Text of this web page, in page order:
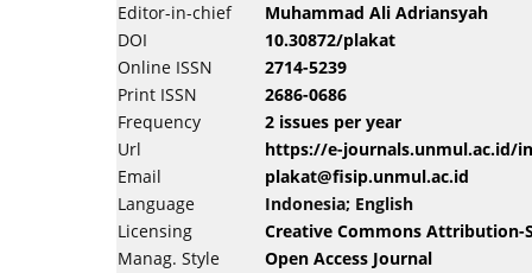
Editor-in-chief
Muhammad Ali Adriansyah
DOI
10.30872/plakat
Online ISSN
2714-5239
Print ISSN
2686-0686
Frequency
2 issues per year
Url
https://e-journals.unmul.ac.id/
Email
plakat@fisip.unmul.ac.id
Language
Indonesia; English
Licensing
Creative Commons Attribution-
Manag. Style
Open Access Journal